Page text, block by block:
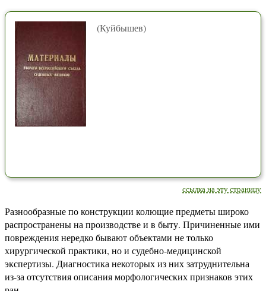
(Куйбышев)
ссылка на эту страницу
Разнообразные по конструкции колющие предметы широко
распространены на производстве и в быту. Причиненные ими
повреждения нередко бывают объектами не только
хирургической практики, но и судебно-медицинской
экспертизы. Диагностика некоторых из них затруднительна
из-за отсутствия описания морфологических признаков этих